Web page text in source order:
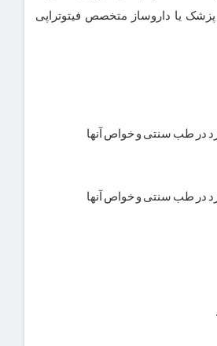
پزشک یا داروساز متخصص فیتوتراپی
در طب سنتی و خواص آنها
در طب سنتی و خواص آنها